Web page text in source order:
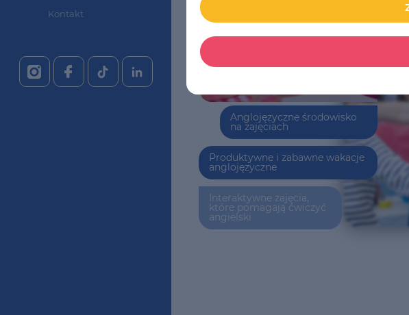
Kontakt
Anglojęzyczne środowisko
na zajęciach
Produktywne i zabawne wakacje
anglojęzyczne
Interaktywne zajęcia,
które pomagają ćwiczyć
angielski